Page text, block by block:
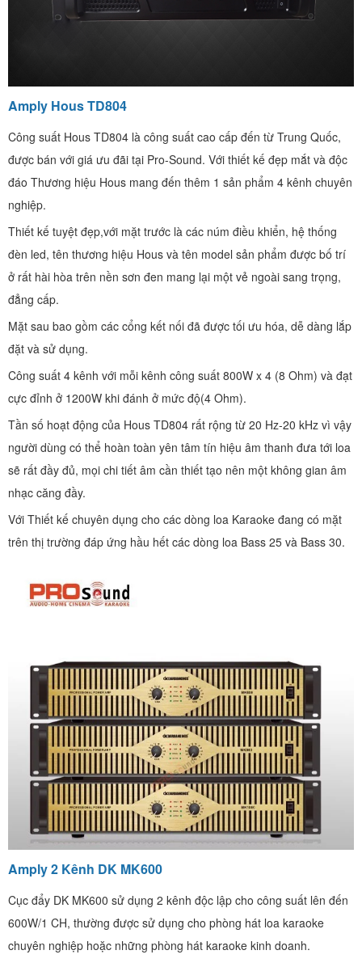
Amply Hous TD804
Công suất Hous TD804 là công suất cao cấp đến từ Trung Quốc,
được bán với giá ưu đãi tại Pro-Sound. Với thiết kế đẹp mắt và độc
đáo Thương hiệu Hous mang đến thêm 1 sản phẩm 4 kênh chuyên
nghiệp.
Thiết kế tuyệt đẹp,với mặt trước là các núm điều khiển, hệ thống
đèn led, tên thương hiệu Hous và tên model sản phẩm được bố trí
ở rất hài hòa trên nền sơn đen mang lại một vẻ ngoài sang trọng,
đẳng cấp.
Mặt sau bao gồm các cổng kết nối đã được tối ưu hóa, dễ dàng lắp
đặt và sử dụng.
Công suất 4 kênh với mỗi kênh công suất 800W x 4 (8 Ohm) và đạt
cực đỉnh ở 1200W khi đánh ở mức độ(4 Ohm).
Tần số hoạt động của Hous TD804 rất rộng từ 20 Hz-20 kHz vì vậy
người dùng có thể hoàn toàn yên tâm tín hiệu âm thanh đưa tới loa
sẽ rất đầy đủ, mọi chi tiết âm cần thiết tạo nên một không gian âm
nhạc căng đầy.
Với Thiết kế chuyên dụng cho các dòng loa Karaoke đang có mặt
trên thị trường đáp ứng hầu hết các dòng loa Bass 25 và Bass 30.
Amply 2 Kênh DK MK600
Cục đẩy DK MK600 sử dụng 2 kênh độc lập cho công suất lên đến
600W/1 CH, thường được sử dụng cho phòng hát loa karaoke
chuyên nghiệp hoặc những phòng hát karaoke kinh doanh.